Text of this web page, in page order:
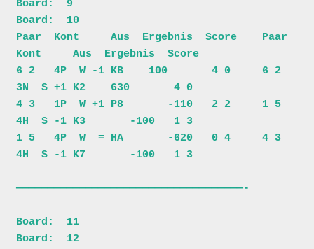
Board:  9
Board:  10
Paar  Kont     Aus  Ergebnis  Score    Paar
Kont     Aus  Ergebnis  Score
6 2   4P  W -1 KB    100       4 0     6 2
3N  S +1 K2    630       4 0
4 3   1P  W +1 P8       -110   2 2     1 5
4H  S -1 K3       -100   1 3
1 5   4P  W  = HA       -620   0 4     4 3
4H  S -1 K7       -100   1 3
————————————————————————————————————-
Board:  11
Board:  12